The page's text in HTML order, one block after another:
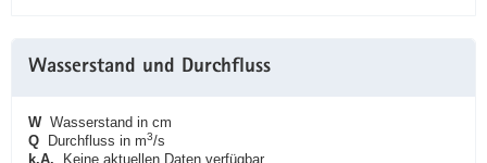
Wasserstand und Durchfluss
WWasserstand in cm
Q Durchfluss in m3/s
k.A. Keine aktuellen Daten verfügbar